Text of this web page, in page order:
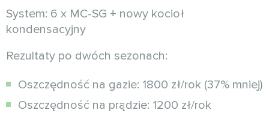
System: 6 x MC-SG + nowy kocioł
kondensacyjny
Rezultaty po dwóch sezonach:
Oszczędność na gazie: 1800 zł/rok (37% mniej)
Oszczędność na prądzie: 1200 zł/rok